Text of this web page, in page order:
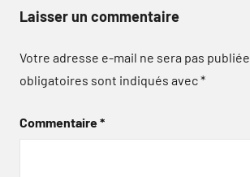
Laisser un commentaire
Votre adresse e-mail ne sera pas publiée.
obligatoires sont indiqués avec*
Commentaire*